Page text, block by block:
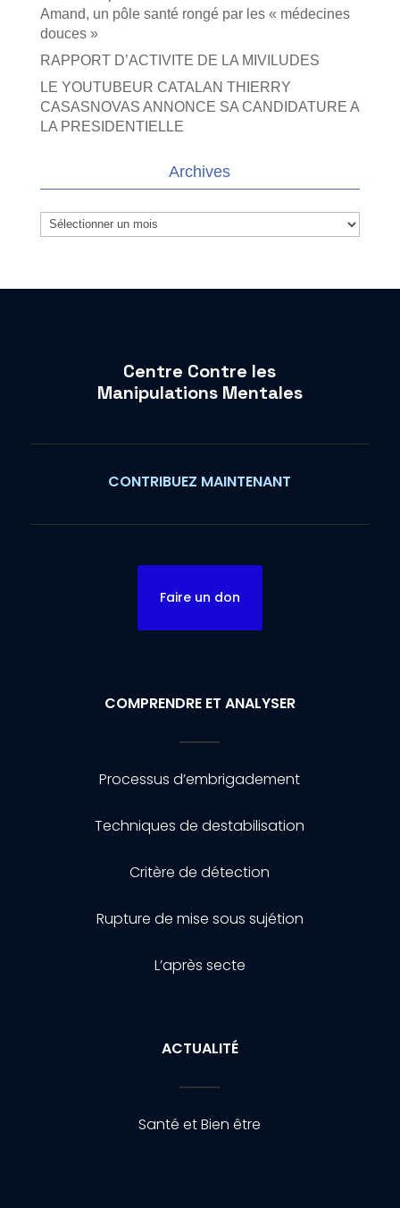
Amand, un pôle santé rongé par les « médecines
douces »
RAPPORT D’ACTIVITE DE LA MIVILUDES
LE YOUTUBEUR CATALAN THIERRY
CASASNOVAS ANNONCE SA CANDIDATURE A
LA PRESIDENTIELLE
Archives
Archives
Centre Contre les
Manipulations Mentales
CONTRIBUEZ MAINTENANT
Faire un don
COMPRENDRE ET ANALYSER
Processus d’embrigadement
Techniques de destabilisation
Critère de détection
Rupture de mise sous sujétion
L’après secte
ACTUALITÉ
Santé et Bien être